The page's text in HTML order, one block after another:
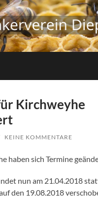
Kreisimkerverein
Diepholz
Kirchweyhe
KEINE KOMMENTARE
haben sich Termine
nun am 21.04.2018
den 19.08.2018